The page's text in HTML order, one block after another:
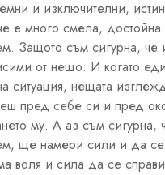
и изключителни,
е много смела, достойна
Защото съм сигурна, че
от нещо. И когато
ситуация, нещата
пред себе си и пред
му. А аз съм
ще намери сили и да
воля и сила да се